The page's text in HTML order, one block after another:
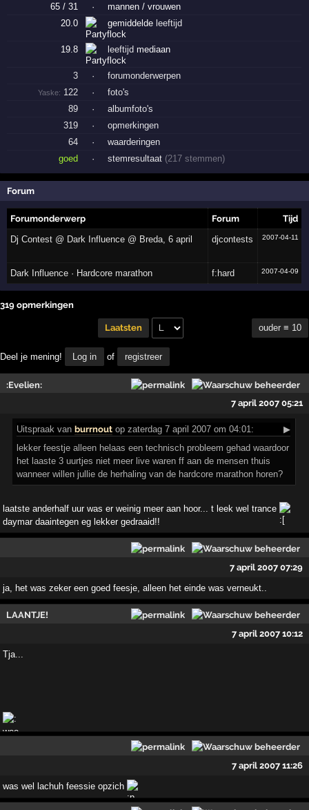
65 / 31 ·
mannen / vrouwen
20.0
gemiddelde leeftijd
19.8 leeftijd mediaan
3 · forumonderwerpen
Yaske: 122 ·
foto's
89
·
albumfoto's
319
·
opmerkingen
64
·
waarderingen
goed
· stemresultaat (217 stemmen)
Forum
Forumonderwerp Forum
Tijd
Dj Contest @ Dark Influence @ Breda, 6 april
djcontests 2007-04-11
Dark Influence · Hardcore marathon f:hard 2007-04-09
319 opmerkingen
Laatsten ouder ≡ 10
Deel je mening! Log in of registreer
:Evelien:
7 april 2007 05:21
Uitspraak vanburrnout op zaterdag 7 april 2007 om 04:01:
▶
lekker feestje alleen helaas een technisch probleem gehad waardoor
het laaste 3 uurtjes niet meer live waren ff aan de mensen thuis
wanneer willen jullie de herhaling van de hardcore marathon horen?
laatste anderhalf uur was er weinig meer aan hoor... t leek wel trance
daymar daaintegen eg lekker gedraaid!!
7 april 2007 07:29
ja, het was zeker een goed feesje, alleen het einde was verneukt..
LAANTJE!
7 april 2007 10:12
Tja...
7 april 2007 11:26
was wel lachuh feessie opzich